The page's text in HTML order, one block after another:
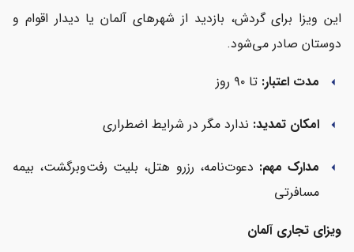
این ویزا برای گردش، بازدید از شهرهای آلمان یا دیدار اقوام و
دوستان صادر می‌شود.
arrow_left مدت اعتبار: تا ۹۰ روز
arrow_left امکان تمدید: ندارد مگر در شرایط اضطراری
arrow_left مدارک مهم: دعوت‌نامه، رزرو هتل، بلیت رفت‌وبرگشت، بیمه
مسافرتی
ویزای تجاری آلمان